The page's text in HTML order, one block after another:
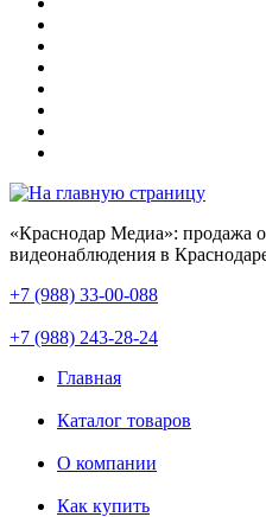
«Краснодар Медиа»: продажа
видеонаблюдения в
+7 (988) 33-00-088
+7 (988) 243-28-24
Главная
Каталог товаров
О компании
Как купить